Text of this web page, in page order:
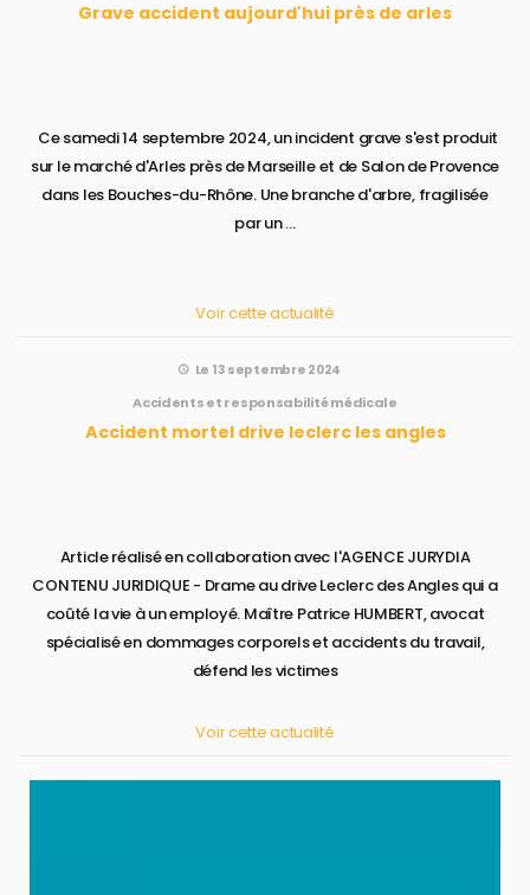
Grave accident aujourd'hui près de arles
Ce samedi 14 septembre 2024, un incident grave s'est produit
sur le marché d'Arles près de Marseille et de Salon de Provence
dans les Bouches-du-Rhône. Une branche d'arbre, fragilisée
par un ...
Voir cette actualité
Le 13 septembre 2024
Accidents et responsabilité médicale
Accident mortel drive leclerc les angles
Article réalisé en collaboration avec l'AGENCE JURYDIA
CONTENU JURIDIQUE - Drame au drive Leclerc des Angles qui a
coûté la vie à un employé. Maître Patrice HUMBERT, avocat
spécialisé en dommages corporels et accidents du travail,
défend les victimes
Voir cette actualité